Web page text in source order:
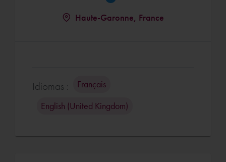
Haute-Garonne, France
Idiomas : Français
English (United Kingdom)